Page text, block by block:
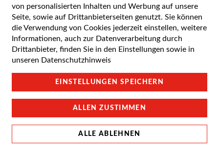
Cookie Einstellungen
Datenschutz und Cookie-Richtlinien
Support
Campus Bedingungen
Impressum
von personalisierten Inhalten und Werbung auf unsere
Seite, sowie auf Drittanbieterseiten genutzt. Sie können
die Verwendung von Cookies jederzeit einstellen, weitere
Informationen, auch zur Datenverarbeitung durch
Drittanbieter, finden Sie in den Einstellungen sowie in
unseren Datenschutzhinweis
EINSTELLUNGEN SPEICHERN
ALLEN ZUSTIMMEN
ALLE ABLEHNEN